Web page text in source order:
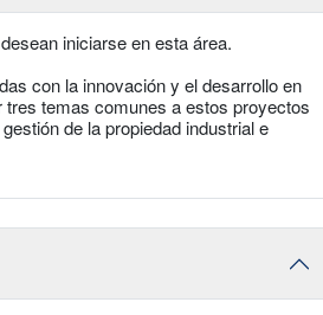
iniciarse en esta área.
con la innovación y el desarrollo en
temas comunes a estos proyectos
de la propiedad industrial e